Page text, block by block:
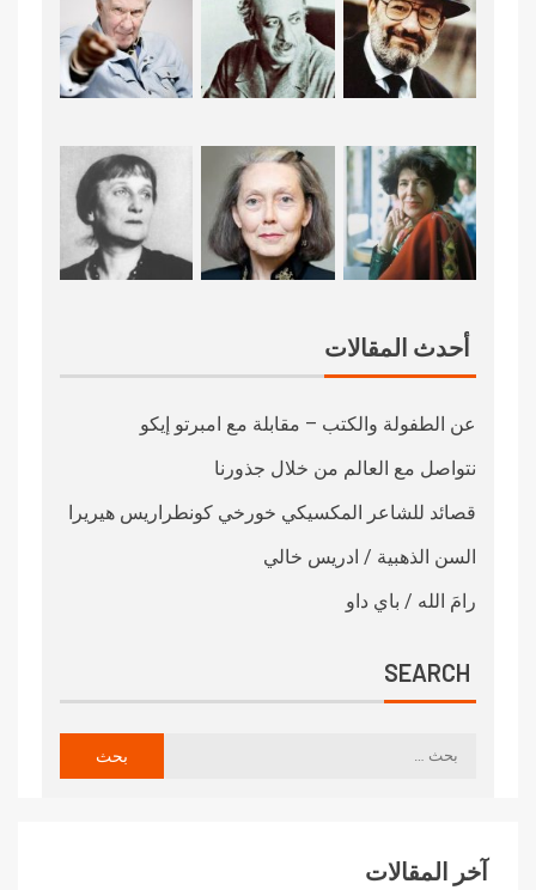
أحدث المقالات
عن الطفولة والكتب – مقابلة مع امبرتو إيكو
نتواصل مع العالم من خلال جذورنا
قصائد للشاعر المكسيكي خورخي كونطراريس هيريرا
السن الذهبية / ادريس خالي
رامَ الله / باي داو
SEARCH
آخر المقالات